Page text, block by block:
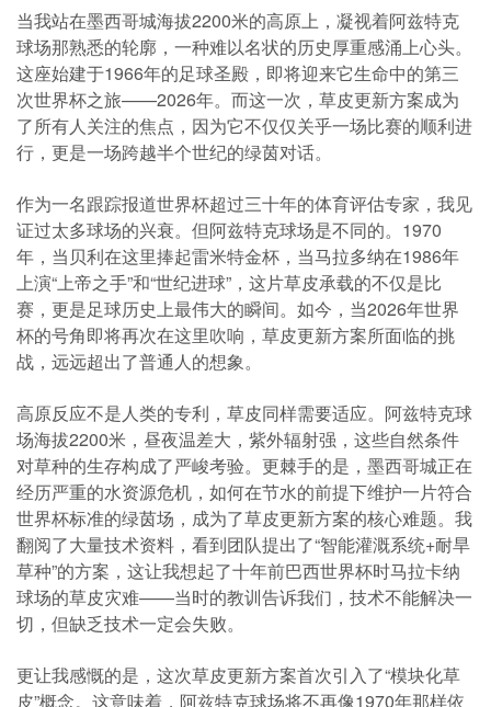
当我站在墨西哥城海拔2200米的高原上，凝视着阿兹特克
球场那熟悉的轮廓，一种难以名状的历史厚重感涌上心头。
这座始建于1966年的足球圣殿，即将迎来它生命中的第三
次世界杯之旅——2026年。而这一次，草皮更新方案成为
了所有人关注的焦点，因为它不仅仅关乎一场比赛的顺利进
行，更是一场跨越半个世纪的绿茵对话。
作为一名跟踪报道世界杯超过三十年的体育评估专家，我见
证过太多球场的兴衰。但阿兹特克球场是不同的。1970
年，当贝利在这里捧起雷米特金杯，当马拉多纳在1986年
上演“上帝之手”和“世纪进球”，这片草皮承载的不仅是比
赛，更是足球历史上最伟大的瞬间。如今，当2026年世界
杯的号角即将再次在这里吹响，草皮更新方案所面临的挑
战，远远超出了普通人的想象。
高原反应不是人类的专利，草皮同样需要适应。阿兹特克球
场海拔2200米，昼夜温差大，紫外辐射强，这些自然条件
对草种的生存构成了严峻考验。更棘手的是，墨西哥城正在
经历严重的水资源危机，如何在节水的前提下维护一片符合
世界杯标准的绿茵场，成为了草皮更新方案的核心难题。我
翻阅了大量技术资料，看到团队提出了“智能灌溉系统+耐旱
草种”的方案，这让我想起了十年前巴西世界杯时马拉卡纳
球场的草皮灾难——当时的教训告诉我们，技术不能解决一
切，但缺乏技术一定会失败。
更让我感慨的是，这次草皮更新方案首次引入了“模块化草
皮”概念。这意味着，阿兹特克球场将不再像1970年那样依